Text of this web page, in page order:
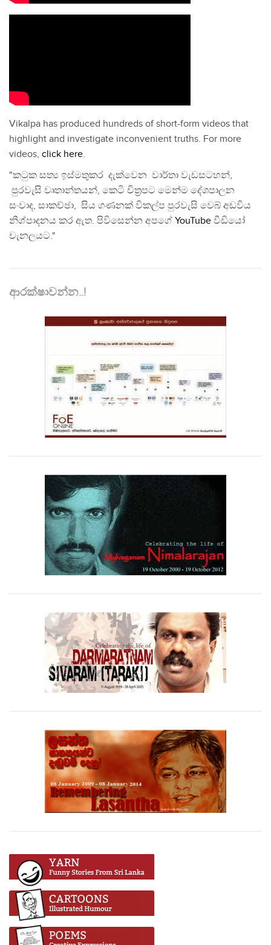
Vikalpa has produced hundreds of short-form videos that
highlight and investigate inconvenient truths. For more
videos, click here.
"කටුක සත්‍ය ඉස්මතුකර දැක්වෙන වාර්තා වැඩසටහන්,
පුරවැසි වෘතාන්තයන්, කෙටි චිත්‍රපට මෙන්ම දේශපාලන
සංවාද, සාකච්ඡා, සිය ගණනක් විකල්ප පුරවැසි වෙබ් අඩවිය
නිශ්පාදනය කර ඇත. පිවිසෙන්න අපගේ YouTube වීඩියෝ
චැනලයට."
ආරක්ෂාවන්න..!